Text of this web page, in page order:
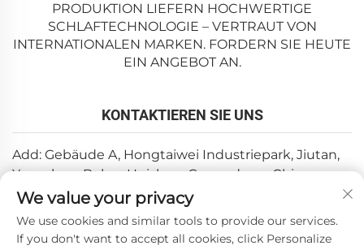
PRODUKTION LIEFERN HOCHWERTIGE
SCHLAFTECHNOLOGIE – VERTRAUT VON
INTERNATIONALEN MARKEN. FORDERN SIE HEUTE
EIN ANGEBOT AN.
KONTAKTIEREN SIE UNS
Add: Gebäude A, Hongtaiwei Industriepark, Jiutan,
Yuanzhou, Boluo, Huizhou, Guangdong, China
E-Mail:[email protected]
Tel.: +86-0752-6688646
We value your privacy
We use cookies and similar tools to provide our services.
If you don't want to accept all cookies, click Personalize